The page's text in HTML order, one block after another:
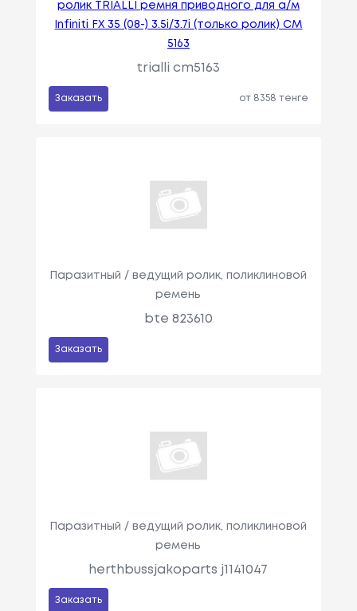
ролик TRIALLI ремня приводного для а/м
Infiniti FX 35 (08-) 3.5i/3.7i (только ролик) CM
5163
trialli cm5163
Заказать от 8358 тенге
Паразитный / ведущий ролик, поликлиновой
ремень
bte 823610
Заказать
Паразитный / ведущий ролик, поликлиновой
ремень
herthbussjakoparts j1141047
Заказать